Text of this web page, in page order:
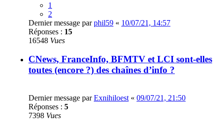
1
2
Dernier message parphil59 « 10/07/21, 14:57
Réponses : 15
16548 Vues
CNews, FranceInfo, BFMTV et LCI sont-elles
toutes (encore ?) des chaînes d’info ?
Dernier message parExnihiloest « 09/07/21, 21:50
Réponses : 5
7398 Vues